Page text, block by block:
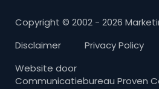
Copyright © 2002 - 2026
Disclaimer
Privacy Policy
Website door
Communicatiebureau Proven